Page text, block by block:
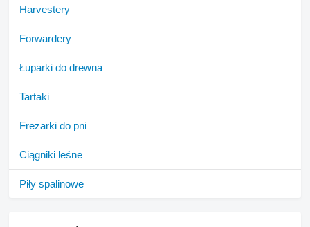
Harvestery
Forwardery
Łuparki do drewna
Tartaki
Frezarki do pni
Ciągniki leśne
Piły spalinowe